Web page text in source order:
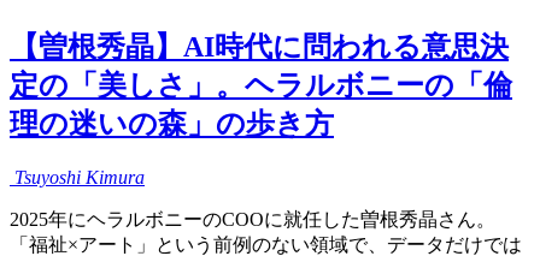
【曽根秀晶】AI時代に問われる意思決
定の「美しさ」。ヘラルボニーの「倫
理の迷いの森」の歩き方
Tsuyoshi Kimura
2025年にヘラルボニーのCOOに就任した曽根秀晶さん。
「福祉×アート」という前例のない領域で、データだけでは